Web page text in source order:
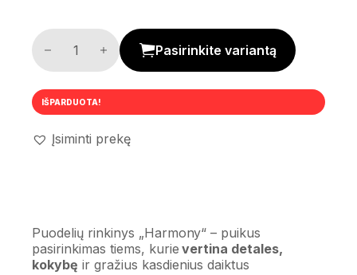
Puodelių rinkinys 'Harmony' kiekis
Pasirinkite variantą
IŠPARDUOTA!
Įsiminti prekę
Puodelių rinkinys „Harmony“ – puikus
pasirinkimas tiems, kurie vertina detales,
kokybę ir gražius kasdienius daiktus